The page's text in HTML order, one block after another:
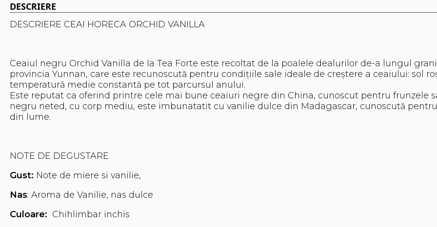
DESCRIERE
DESCRIERE CEAI HORECA ORCHID VANILLA
Ceaiul negru Orchid Vanilla de la Tea Forte este recoltat de la poalele dealurilor de-a lungul
provincia Yunnan, care este recunoscută pentru condițiile sale ideale de creștere a ceaiului: sol
temperatură medie constantă pe
Este reputat ca oferind printre cele mai bune ceaiuri negre din China, cunoscut pentru frunzele
negru neted, cu corp mediu, este imbunatatit cu vanilie dulce din Madagascar, cunoscută
din lume.
NOTE DE DEGUSTARE
Gust: Note de miere si vanilie,
Nas: Aroma de Vanilie, nas dulce
Culoare: Chihlimbar inchis